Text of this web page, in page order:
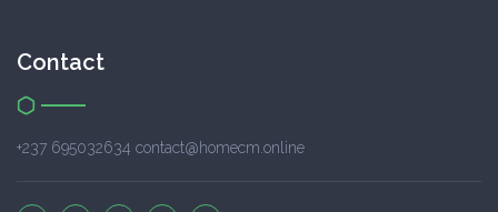
Contact
+237 695032634 contact@homecm.online